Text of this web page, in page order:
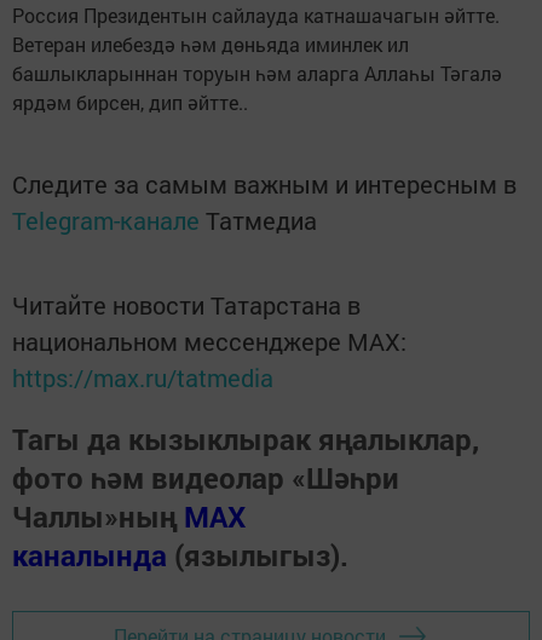
Россия Президентын сайлауда катнашачагын әйтте.
Ветеран илебездә һәм дөньяда иминлек ил
башлыкларыннан торуын һәм аларга Аллаһы Тәгалә
ярдәм бирсен, дип әйтте..
Следите за самым важным и интересным в
Telegram-канале Татмедиа
Читайте новости Татарстана в
национальном мессенджере MАХ:
https://max.ru/tatmedia
Тагы да кызыклырак яңалыклар,
фото һәм видеолар «Шәһри
Чаллы»ның MAX
каналында (язылыгыз).